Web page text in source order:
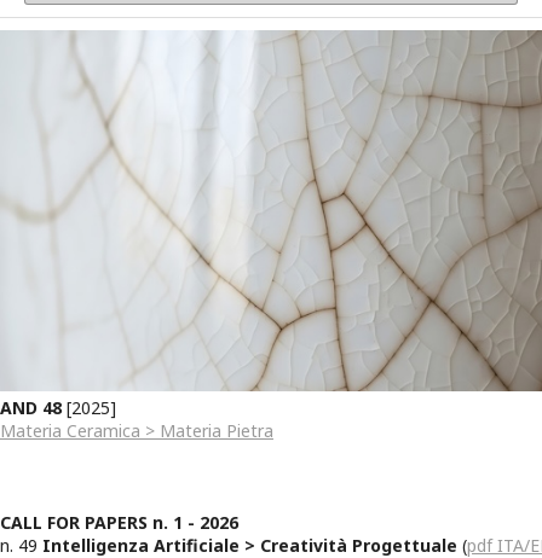
AND 48[2025]
Materia Ceramica > Materia Pietra
CALL FOR PAPERS n. 1 - 2026
n. 49 Intelligenza Artificiale > Creatività Progettuale (pdf ITA/